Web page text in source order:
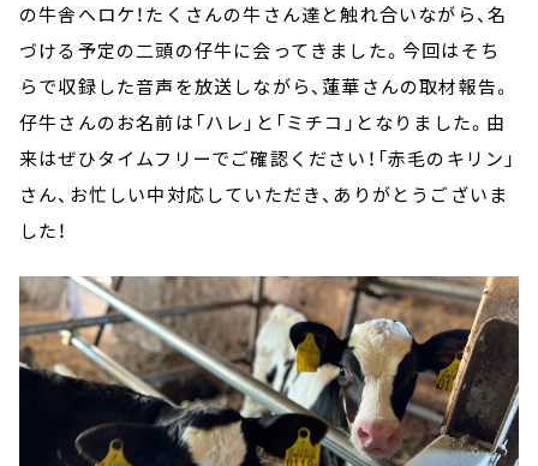
の牛舎へロケ！たくさんの牛さん達と触れ合いながら、名
づける予定の二頭の仔牛に会ってきました。今回はそち
らで収録した音声を放送しながら、蓮華さんの取材報告。
仔牛さんのお名前は「ハレ」と「ミチコ」となりました。由
来はぜひタイムフリーでご確認ください！「赤毛のキリン」
さん、お忙しい中対応していただき、ありがとうございま
した！